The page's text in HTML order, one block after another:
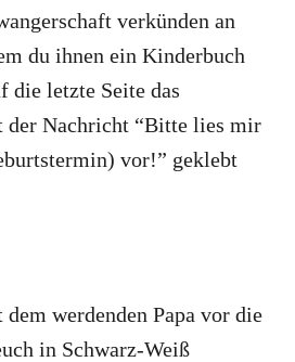
verkünden an
du ihnen ein Kinderbuch
die letzte Seite das
Nachricht “Bitte lies mir
vor!” geklebt
werdenden Papa vor die
in Schwarz-Weiß